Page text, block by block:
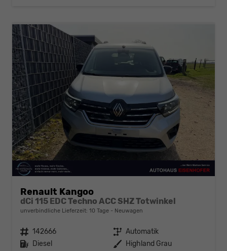
Renault Kangoo
dCi 115 EDC Techno ACC SHZ Totwinkel
unverbindliche Lieferzeit: 10 Tage Neuwagen
Fahrzeugnr. 142666 Getriebe Automatik
Kraftstoff Diesel Außenfarbe Highland Grau